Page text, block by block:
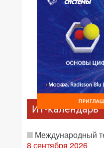
ИТ-календарь
III Международный
8 сентября 2026